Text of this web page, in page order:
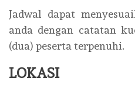
Jadwal dapat
anda dengan catatan
(dua) peserta terpenuhi.
LOKASI